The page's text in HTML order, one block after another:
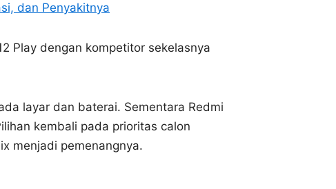
dan Penyakitnya
Play dengan kompetitor sekelasnya
layar dan baterai. Sementara Redmi
kembali pada prioritas calon
menjadi pemenangnya.